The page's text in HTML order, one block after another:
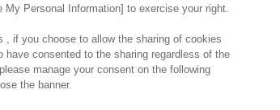
Personal Information] to exercise your right.
, if you choose to allow the sharing of cookies
have consented to the sharing regardless of the
manage your consent on the following
the banner.